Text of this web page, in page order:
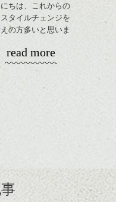
なしたら、
ほどよいツヤ感と束感でメリハリの
じで、ウェット感・ツヤ感を洋服
イリング方法は全体
イした後、
にちは、これからの
タイルチェンジを
の方多いと思いま
パクトなフォルムが
くれる効果もあり、
の前髪で透け感を演
るので、
期とてもおすすめ
read more